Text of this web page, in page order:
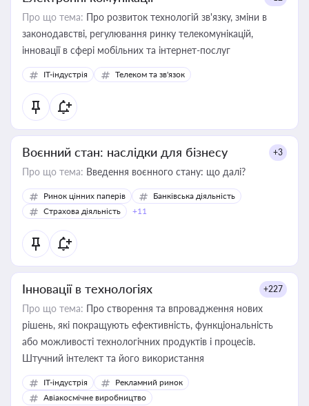
Про що тема: Про розвиток технологій зв'язку, зміни в
законодавстві, регулювання ринку телекомунікацій,
інновації в сфері мобільних та інтернет-послуг
IT-індустрія Телеком та зв'язок
Воєнний стан: наслідки для бізнесу +3
Про що тема: Введення воєнного стану: що далі?
Ринок цінних паперів
Банківська діяльність
Страхова діяльність
+11
Інновації в технологіях +227
Про що тема: Про створення та впровадження нових
рішень, які покращують ефективність, функціональність
або можливості технологічних продуктів і процесів.
Штучний інтелект та його використання
IT-індустрія
Рекламний ринок
Авіакосмічне виробництво